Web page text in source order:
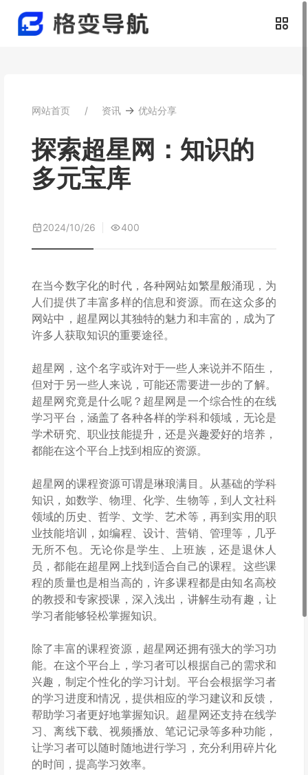
网站首页 资讯 → 优站分享
探索超星网：知识的
多元宝库
2024/10/26 400
在当今数字化的时代，各种网站如繁星般涌现，为
人们提供了丰富多样的信息和资源。而在这众多的
网站中，超星网以其独特的魅力和丰富的，成为了
许多人获取知识的重要途径。
超星网，这个名字或许对于一些人来说并不陌生，
但对于另一些人来说，可能还需要进一步的了解。
超星网究竟是什么呢？超星网是一个综合性的在线
学习平台，涵盖了各种各样的学科和领域，无论是
学术研究、职业技能提升，还是兴趣爱好的培养，
都能在这个平台上找到相应的资源。
超星网的课程资源可谓是琳琅满目。从基础的学科
知识，如数学、物理、化学、生物等，到人文社科
领域的历史、哲学、文学、艺术等，再到实用的职
业技能培训，如编程、设计、营销、管理等，几乎
无所不包。无论你是学生、上班族，还是退休人
员，都能在超星网上找到适合自己的课程。这些课
程的质量也是相当高的，许多课程都是由知名高校
的教授和专家授课，深入浅出，讲解生动有趣，让
学习者能够轻松掌握知识。
除了丰富的课程资源，超星网还拥有强大的学习功
能。在这个平台上，学习者可以根据自己的需求和
兴趣，制定个性化的学习计划。平台会根据学习者
的学习进度和情况，提供相应的学习建议和反馈，
帮助学习者更好地掌握知识。超星网还支持在线学
习、离线下载、视频播放、笔记记录等多种功能，
让学习者可以随时随地进行学习，充分利用碎片化
的时间，提高学习效率。